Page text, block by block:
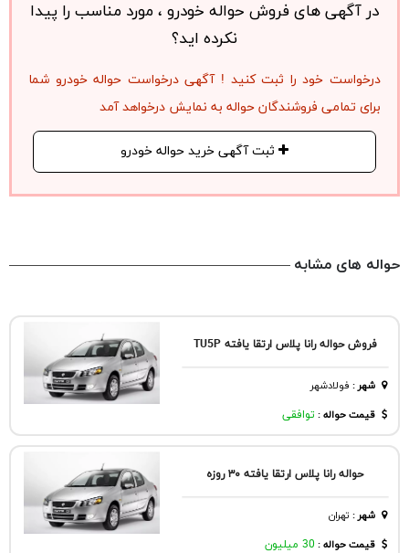
در آگهی های فروش حواله خودرو ، مورد مناسب را پیدا
نکرده اید؟
درخواست خود را ثبت کنید ! آگهی درخواست حواله خودرو شما
برای تمامی فروشندگان حواله به نمایش درخواهد آمد
ثبت آگهی خرید حواله خودرو
حواله های مشابه
فروش حواله رانا پلاس ارتقا یافته TU5P
شهر: فولادشهر
قیمت حواله : توافقی
حواله رانا پلاس ارتقا یافته ۳۰ روزه
شهر: تهران
قیمت حواله : 30 میلیون